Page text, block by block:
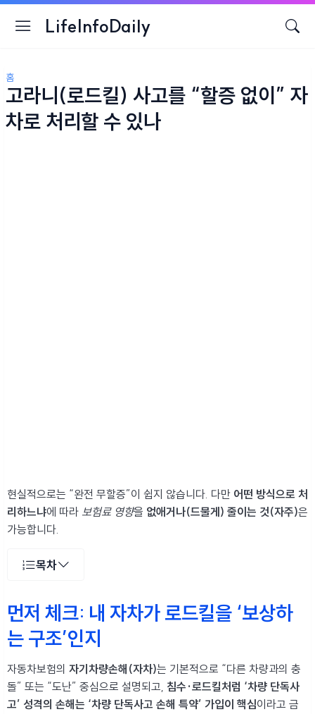
LifeInfoDaily
홈
고라니(로드킬) 사고를 “할증 없이” 자
차로 처리할 수 있나
현실적으로는 “완전 무할증”이 쉽지 않습니다. 다만 어떤 방식으로 처
리하느냐에 따라 보험료 영향을 없애거나(드물게) 줄이는 것(자주)은
가능합니다.
목차
먼저 체크: 내 자차가 로드킬을 ‘보상하
는 구조’인지
자동차보험의 자기차량손해(자차)는 기본적으로 “다른 차량과의 충
돌” 또는 “도난” 중심으로 설명되고, 침수·로드킬처럼 ‘차량 단독사
고’ 성격의 손해는 ‘차량 단독사고 손해 특약’ 가입이 핵심이라고 금